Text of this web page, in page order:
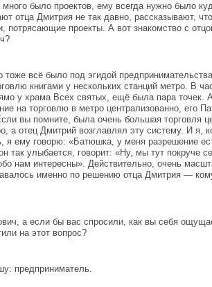
было проектов, ему всегда нужно было
отца Дмитрия не так давно, рассказывают,
потрясающие проекты. А вот знакомство с
всё было под эгидой
книгами у нескольких станций метро. В
у храма Всех святых, ещё была пара точек.
на торговлю в метро централизованно, его
вы помните, была очень большая торговля
а отец Дмитрий возглавлял эту систему. И я,
я ему говорю: «Батюшка, у меня разрешение
так улыбается, говорит: «Ну, мы тут покруче
нам интересны». Действительно, очень
именно по решению отца Дмитрия —
а если бы вас спросили, как вы себя
на этот вопрос?
предприниматель.